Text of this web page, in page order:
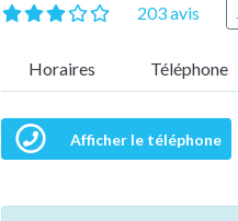
203 avis
Horaires Téléphone
Afficher le téléphone